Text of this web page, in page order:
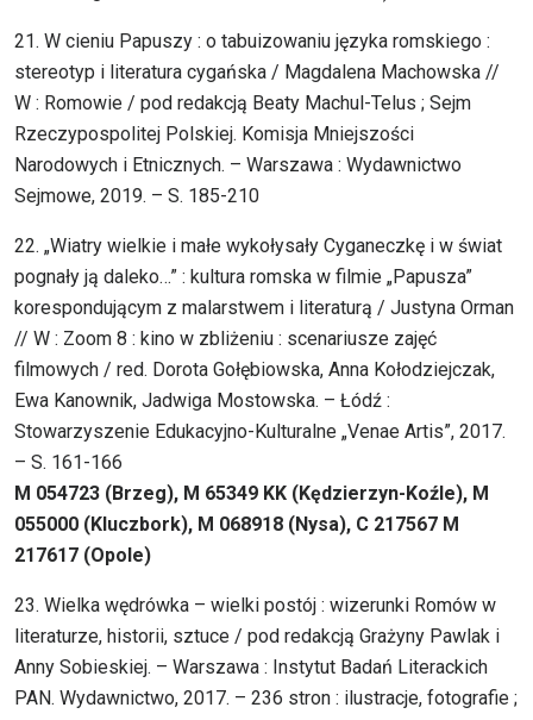
21. W cieniu Papuszy : o tabuizowaniu języka romskiego :
stereotyp i literatura cygańska / Magdalena Machowska //
W : Romowie / pod redakcją Beaty Machul-Telus ; Sejm
Rzeczypospolitej Polskiej. Komisja Mniejszości
Narodowych i Etnicznych. – Warszawa : Wydawnictwo
Sejmowe, 2019. – S. 185-210
22. „Wiatry wielkie i małe wykołysały Cyganeczkę i w świat
pognały ją daleko…” : kultura romska w filmie „Papusza”
korespondującym z malarstwem i literaturą / Justyna Orman
// W : Zoom 8 : kino w zbliżeniu : scenariusze zajęć
filmowych / red. Dorota Gołębiowska, Anna Kołodziejczak,
Ewa Kanownik, Jadwiga Mostowska. – Łódź :
Stowarzyszenie Edukacyjno-Kulturalne „Venae Artis”, 2017.
– S. 161-166
M 054723 (Brzeg), M 65349 KK (Kędzierzyn-Koźle), M
055000 (Kluczbork), M 068918 (Nysa), C 217567 M
217617 (Opole)
23. Wielka wędrówka – wielki postój : wizerunki Romów w
literaturze, historii, sztuce / pod redakcją Grażyny Pawlak i
Anny Sobieskiej. – Warszawa : Instytut Badań Literackich
PAN. Wydawnictwo, 2017. – 236 stron : ilustracje, fotografie ;